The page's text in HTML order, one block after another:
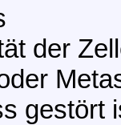
der
gestört